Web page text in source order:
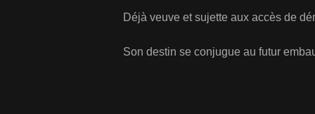
Déjà veuve et sujette aux accès de
Son destin se conjugue au futur